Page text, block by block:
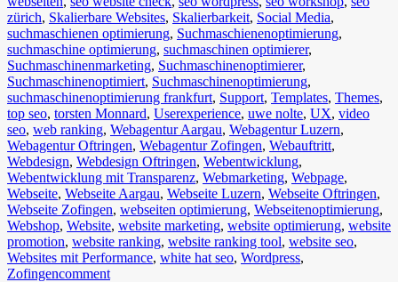
zürich, Skalierbare Websites, Skalierbarkeit, Social Media,
suchmaschienen optimierung, Suchmaschienenoptimierung,
suchmaschine optimierung, suchmaschinen optimierer,
Suchmaschinenmarketing, Suchmaschinenoptimierer,
Suchmaschinenoptimiert, Suchmaschinenoptimierung,
suchmaschinenoptimierung frankfurt, Support, Templates, Themes,
top seo, torsten Monnard, Userexperience, uwe nolte, UX, video
seo, web ranking, Webagentur Aargau, Webagentur Luzern,
Webagentur Oftringen, Webagentur Zofingen, Webauftritt,
Webdesign, Webdesign Oftringen, Webentwicklung,
Webentwicklung mit Transparenz, Webmarketing, Webpage,
Webseite, Webseite Aargau, Webseite Luzern, Webseite Oftringen,
Webseite Zofingen, webseiten optimierung, Webseitenoptimierung,
Webshop, Website, website marketing, website optimierung, website
promotion, website ranking, website ranking tool, website seo,
Websites mit Performance, white hat seo, Wordpress,
Zofingencomment